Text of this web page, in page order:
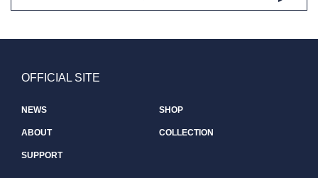
OFFICIAL SITE
NEWS SHOP
ABOUT COLLECTION
SUPPORT